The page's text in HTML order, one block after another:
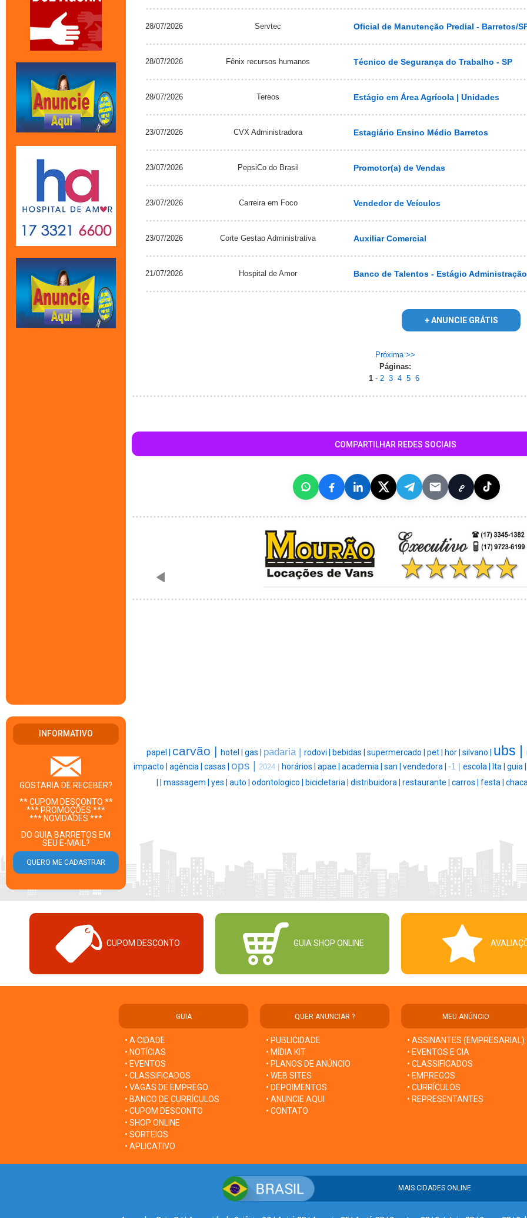
INFORMATIVO
GOSTARIA DE RECEBER?
** CUPOM DESCONTO **
*** PROMOÇÕES ***
*** NOVIDADES ***
DO GUIA BARRETOS EM
SEU E-MAIL?
28/07/2026 Servtec Oficial de Manutenção Predial - Barretos/
28/07/2026 Fênix recursos humanos Técnico de Segurança do Trabalho - SP
28/07/2026 Tereos Estágio em Área Agrícola | Unidades
23/07/2026 CVX Administradora Estagiário Ensino Médio Barretos
23/07/2026 PepsiCo do Brasil Promotor(a) de Vendas
23/07/2026 Carreira em Foco Vendedor de Veículos
23/07/2026 Corte Gestao Administrativa Auxiliar Comercial
21/07/2026 Hospital de Amor Banco de Talentos - Estágio
+ ANUNCIE GRÁTIS
Próxima >>
Páginas:
1 - 2 3 4 5 6
COMPARTILHAR REDES SOCIAIS
papel | carvão | hotel | gas | padaria | rodovi | bebidas | supermercado | pet | hor | silvano | ubs |
impacto | agência | casas | ops | 2024 | horários | apae | academia | san | vendedora | -1 | escola | lta | guia
massagem | yes | auto | odontologico | bicicletaria | distribuidora | restaurante | carros | festa |
CUPOM DESCONTO GUIA SHOP ONLINE
GUIA
• A CIDADE
• NOTÍCIAS
• EVENTOS
• CLASSIFICADOS
• VAGAS DE EMPREGO
• BANCO DE CURRÍCULOS
• CUPOM DESCONTO
• SHOP ONLINE
• SORTEIOS
• APLICATIVO
QUER ANUNCIAR ?
• PUBLICIDADE
• MÍDIA KIT
• PLANOS DE ANÚNCIO
• WEB SITES
• DEPOIMENTOS
• ANUNCIE AQUI
• CONTATO
MEU ANÚNCIO
• ASSINANTES (EMPRESARIAL)
• EVENTOS E CIA
• CLASSIFICADOS
• EMPREGOS
• CURRÍCULOS
• REPRESENTANTES
MAIS CIDADES ONLINE